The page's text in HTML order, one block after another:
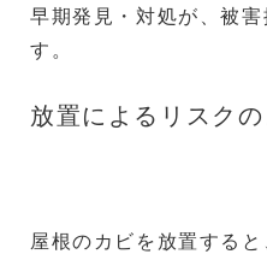
早期発見・対処が、被
す。
放置によるリスク
屋根のカビを放置する